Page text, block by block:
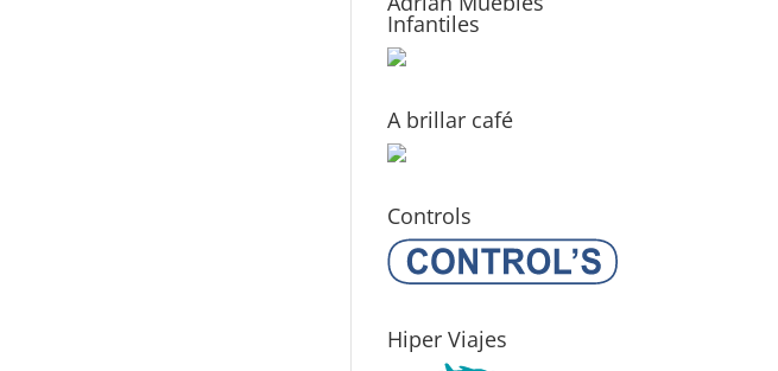
Infantiles
A brillar café
Controls
Hiper Viajes